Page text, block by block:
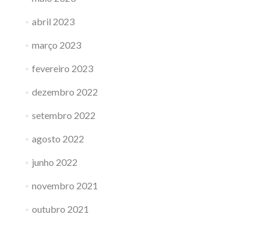
abril 2023
março 2023
fevereiro 2023
dezembro 2022
setembro 2022
agosto 2022
junho 2022
novembro 2021
outubro 2021